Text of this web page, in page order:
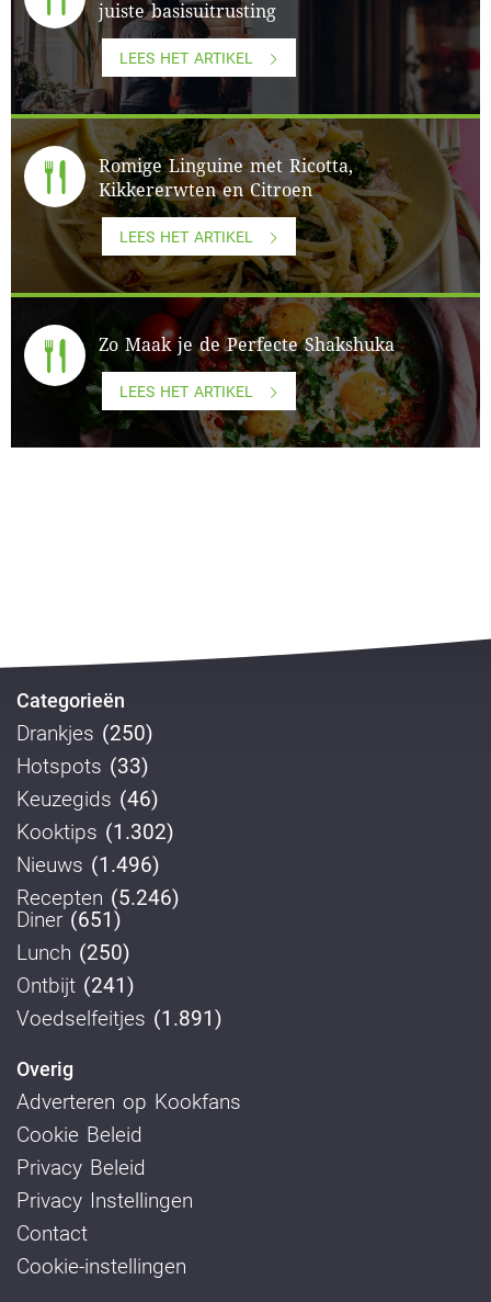
juiste basisuitrusting
LEES HET ARTIKEL
Romige Linguine met Ricotta,
Kikkererwten en Citroen
LEES HET ARTIKEL
Zo Maak je de Perfecte Shakshuka
LEES HET ARTIKEL
Categorieën
Drankjes (250)
Hotspots (33)
Keuzegids (46)
Kooktips (1.302)
Nieuws (1.496)
Recepten (5.246)
Diner (651)
Lunch (250)
Ontbijt (241)
Voedselfeitjes (1.891)
Overig
Adverteren op Kookfans
Cookie Beleid
Privacy Beleid
Privacy Instellingen
Contact
Cookie-instellingen